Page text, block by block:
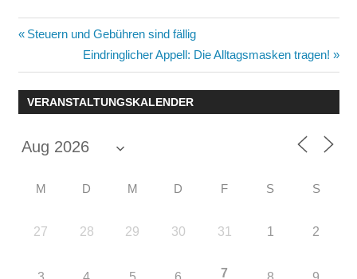
Beitragsnavigation
Vorheriger
Steuern und Gebühren sind fällig
Nächster
Beitrag:
Eindringlicher Appell: Die Alltagsmasken tragen!
VERANSTALTUNGSKALENDER
M D M D F S S
27 28 29 30 31 1 2
7